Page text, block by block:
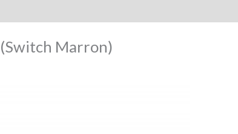
Marron)